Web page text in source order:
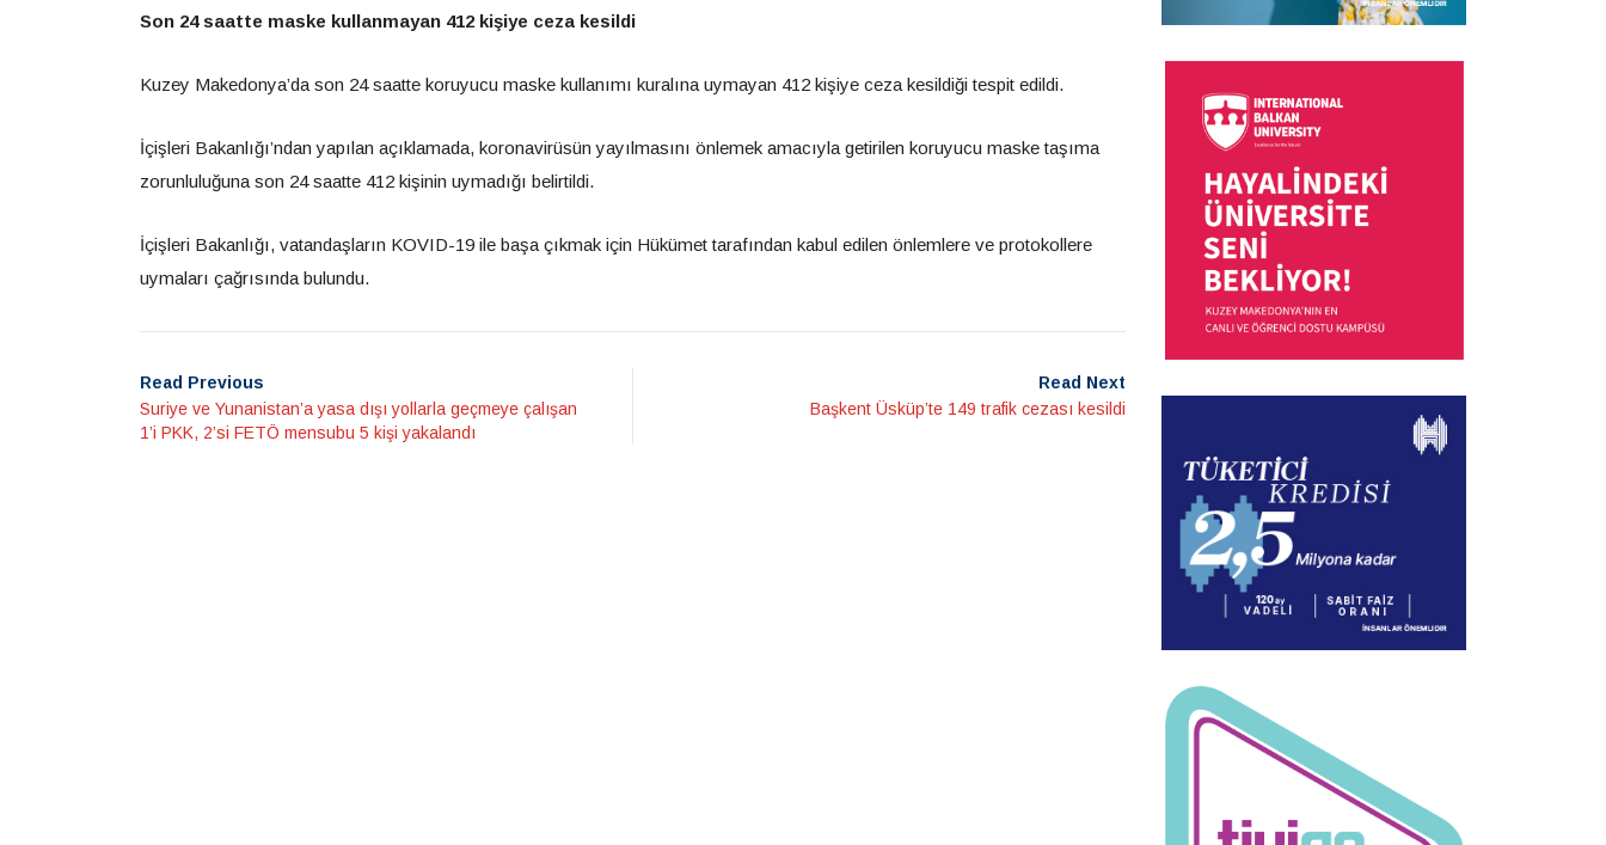
Son 24 saatte maske kullanmayan 412 kişiye ceza kesildi
Kuzey Makedonya’da son 24 saatte koruyucu maske kullanımı kuralına uymayan 412 kişiye ceza kesildiği tespit edildi.
İçişleri Bakanlığı’ndan yapılan açıklamada, koronavirüsün yayılmasını önlemek amacıyla getirilen koruyucu maske taşıma
zorunluluğuna son 24 saatte 412 kişinin uymadığı belirtildi.
İçişleri Bakanlığı, vatandaşların KOVID-19 ile başa çıkmak için Hükümet tarafından kabul edilen önlemlere ve protokollere
uymaları çağrısında bulundu.
Read Previous
Suriye ve Yunanistan’a yasa dışı yollarla geçmeye çalışan
1’i PKK, 2’si FETÖ mensubu 5 kişi yakalandı
Read Next
Başkent Üsküp’te 149 trafik cezası kesildi